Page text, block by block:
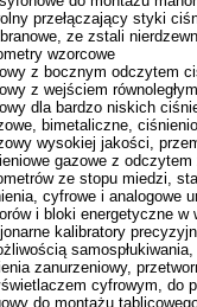
przełączający styki
ze zstali
wzorcowe
z bocznym odczytem
z wejściem
dla bardzo niskich
bimetaliczne,
wysokiej jakości,
gazowe z
ze stopu miedzi,
cyfrowe i analogowe
i bloki energetyczne w
kalibratory
zanurzeniowy,
cyfrowym, do
do montażu